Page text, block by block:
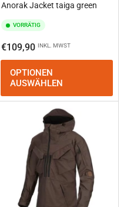
Anorak Jacket taiga green
VORRÄTIG
Normaler
Preis
€109,90 INKL. MWST
OPTIONEN
AUSWÄHLEN